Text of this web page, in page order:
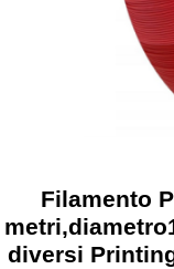
Filamento
diversi